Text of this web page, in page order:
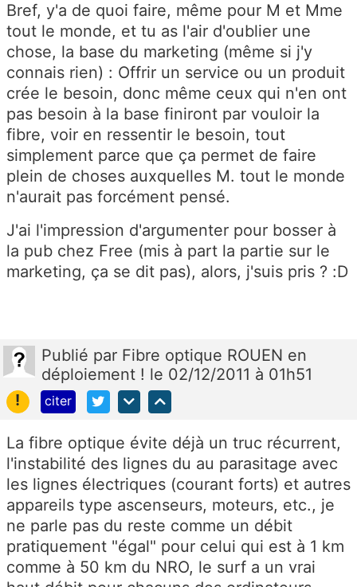
Bref, y'a de quoi faire, même pour M et Mme
tout le monde, et tu as l'air d'oublier une
chose, la base du marketing (même si j'y
connais rien) : Offrir un service ou un produit
crée le besoin, donc même ceux qui n'en ont
pas besoin à la base finiront par vouloir la
fibre, voir en ressentir le besoin, tout
simplement parce que ça permet de faire
plein de choses auxquelles M. tout le monde
n'aurait pas forcément pensé.
J'ai l'impression d'argumenter pour bosser à
la pub chez Free (mis à part la partie sur le
marketing, ça se dit pas), alors, j'suis pris ? :D
Publié par Fibre optique ROUEN en
déploiement ! le 02/12/2011 à 01h51
!
citer
La fibre optique évite déjà un truc récurrent,
l'instabilité des lignes du au parasitage avec
les lignes électriques (courant forts) et autres
appareils type ascenseurs, moteurs, etc., je
ne parle pas du reste comme un débit
pratiquement "égal" pour celui qui est à 1 km
comme à 50 km du NRO, le surf a un vrai